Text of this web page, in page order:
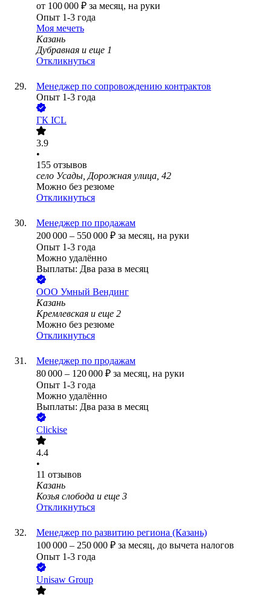
от 100 000 ₽ за месяц, на руки
Опыт 1-3 года
Моя мечеть
Казань
Дубравная и еще 1
Откликнуться
Менеджер по сопровождению контрактов
Опыт 1-3 года
ГК ICL
3.9
•
155 отзывов
село Усады, Дорожная улица, 42
Можно без резюме
Откликнуться
Менеджер по продажам
200 000 – 550 000 ₽ за месяц, на руки
Опыт 1-3 года
Можно удалённо
Выплаты: Два раза в месяц
ООО Умный Вендинг
Казань
Кремлевская и еще 2
Можно без резюме
Откликнуться
Менеджер по продажам
80 000 – 120 000 ₽ за месяц, на руки
Опыт 1-3 года
Можно удалённо
Выплаты: Два раза в месяц
Clickise
4.4
•
11 отзывов
Казань
Козья слобода и еще 3
Откликнуться
Менеджер по развитию региона (Казань)
100 000 – 250 000 ₽ за месяц, до вычета налогов
Опыт 1-3 года
Unisaw Group